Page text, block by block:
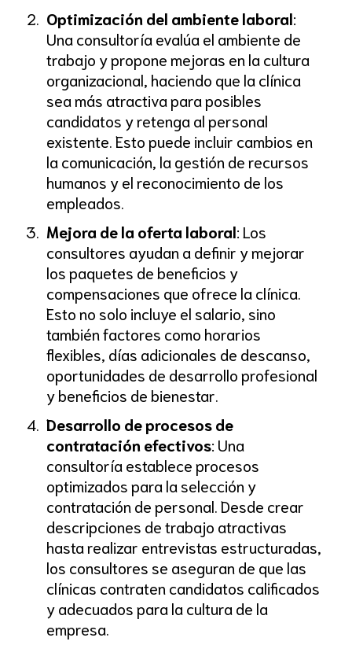
Optimización del ambiente laboral:
Una consultoría evalúa el ambiente de
trabajo y propone mejoras en la cultura
organizacional, haciendo que la clínica
sea más atractiva para posibles
candidatos y retenga al personal
existente. Esto puede incluir cambios en
la comunicación, la gestión de recursos
humanos y el reconocimiento de los
empleados.
Mejora de la oferta laboral: Los
consultores ayudan a definir y mejorar
los paquetes de beneficios y
compensaciones que ofrece la clínica.
Esto no solo incluye el salario, sino
también factores como horarios
flexibles, días adicionales de descanso,
oportunidades de desarrollo profesional
y beneficios de bienestar.
Desarrollo de procesos de
contratación efectivos: Una
consultoría establece procesos
optimizados para la selección y
contratación de personal. Desde crear
descripciones de trabajo atractivas
hasta realizar entrevistas estructuradas,
los consultores se aseguran de que las
clínicas contraten candidatos calificados
y adecuados para la cultura de la
empresa.